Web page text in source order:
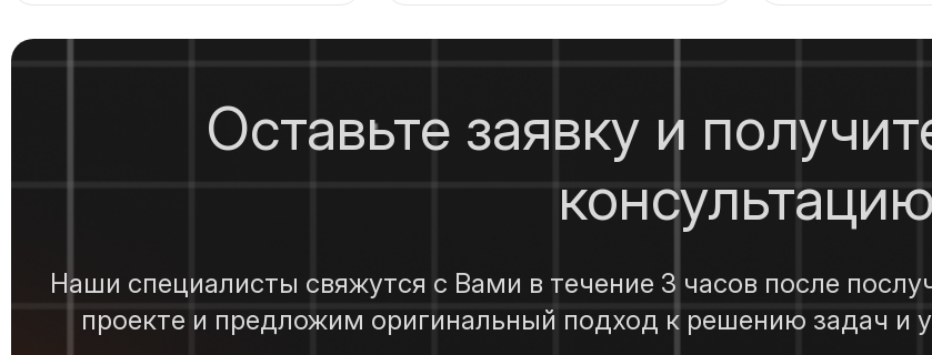
Оставьте заявку и
консультацию
Наши специалисты свяжутся с Вами в течение 3 часов после
проекте и предложим оригинальный подход к решению задач и